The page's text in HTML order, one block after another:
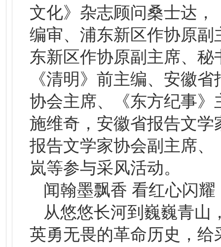
文化》杂志顾问桑士达
编审、浦东新区作协原
东新区作协原副主席、
《清明》前主编、安徽
协会主席、《东方纪事
施维奇，安徽省报告文
报告文学家协会副主席
岚等参与采风活动。
闻翰墨飘香 看红心闪耀
从悠悠长河到巍巍青山
英勇无畏的革命历史，